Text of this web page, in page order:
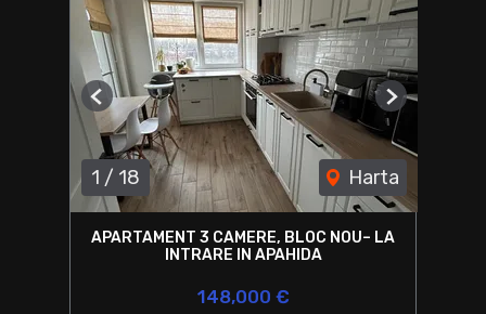
1 / 18 Harta
Previous Next
APARTAMENT 3 CAMERE, BLOC NOU– LA
INTRARE IN APAHIDA
148,000 €